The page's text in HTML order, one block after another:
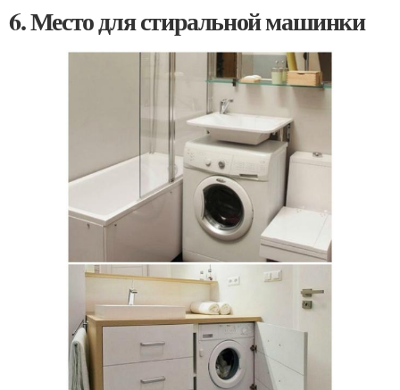
6. Место для стиральной машинки